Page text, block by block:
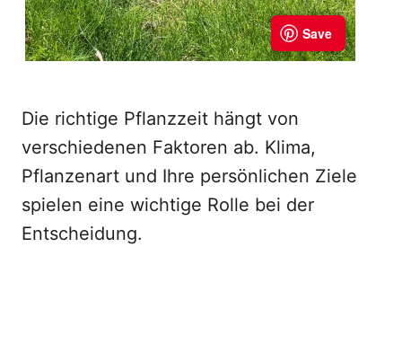
Die richtige Pflanzzeit hängt von
verschiedenen Faktoren ab. Klima,
Pflanzenart und Ihre persönlichen Ziele
spielen eine wichtige Rolle bei der
Entscheidung.